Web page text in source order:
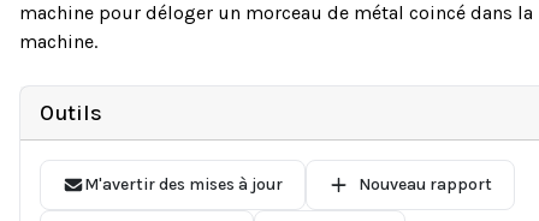
machine pour déloger un morceau de métal coincé dans la
machine.
Outils
M'avertir des mises à jour Nouveau rapport